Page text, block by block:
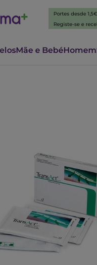
Portes desde
Registe-se e
Mãe e BebéHomem